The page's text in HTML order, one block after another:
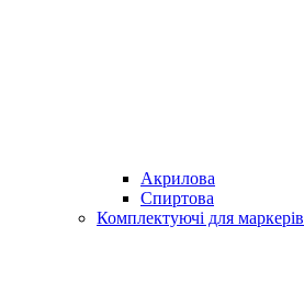
Акрилова
Спиртова
Комплектуючі для маркерів